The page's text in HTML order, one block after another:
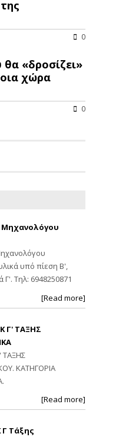
0
«δροσίζει»
χώρα
0
Μηχανολόγου
υπό πίεση Β',
Γ'. Τηλ: 6948250871
[Read more]
Γ' ΤΑΞΗΣ
ΤΑΞΗΣ
ΚΑΤΗΓΟΡΙΑ
[Read more]
Τάξης